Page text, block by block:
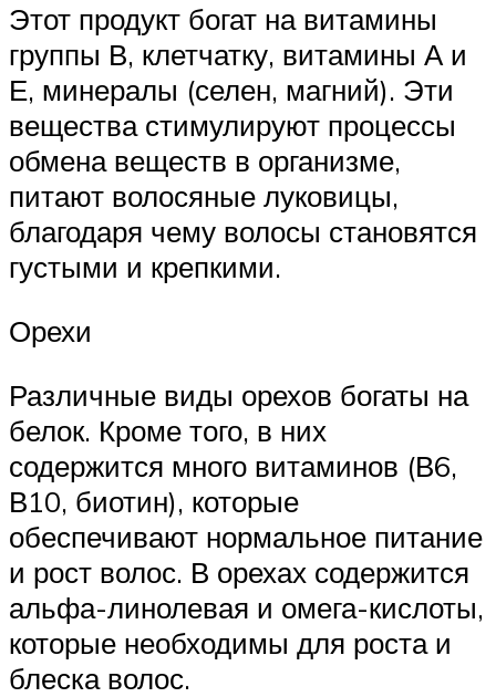
Этот продукт богат на витамины
группы В, клетчатку, витамины А и
Е, минералы (селен, магний). Эти
вещества стимулируют процессы
обмена веществ в организме,
питают волосяные луковицы,
благодаря чему волосы становятся
густыми и крепкими.
Орехи
Различные виды орехов богаты на
белок. Кроме того, в них
содержится много витаминов (В6,
В10, биотин), которые
обеспечивают нормальное питание
и рост волос. В орехах содержится
альфа-линолевая и омега-кислоты,
которые необходимы для роста и
блеска волос.